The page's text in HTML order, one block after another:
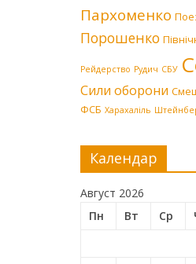
Пархоменко
Порошенко
Рейдерство Рудич СБУ
Сили оборони
ФСБ Харахаліль
Календар
Август 2026
Пн
Вт Ср